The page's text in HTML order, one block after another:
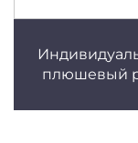
плюшевый